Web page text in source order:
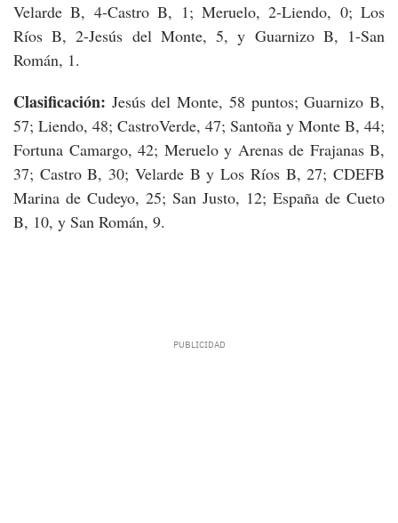
Velarde B, 4-Castro B, 1; Meruelo, 2-Liendo, 0; Los
Ríos B, 2-Jesús del Monte, 5, y Guarnizo B, 1-San
Román, 1.
Clasificación: Jesús del Monte, 58 puntos; Guarnizo B,
57; Liendo, 48; CastroVerde, 47; Santoña y Monte B, 44;
Fortuna Camargo, 42; Meruelo y Arenas de Frajanas B,
37; Castro B, 30; Velarde B y Los Ríos B, 27; CDEFB
Marina de Cudeyo, 25; San Justo, 12; España de Cueto
B, 10, y San Román, 9.